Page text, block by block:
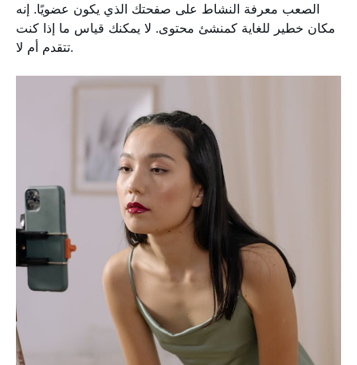
الصعب معرفة النشاط على صفحتك الذي يكون عضويًا. إنه
مكان خطير للغاية كمنشئ محتوى. لا يمكنك قياس ما إذا كنت
تتقدم أم لا.